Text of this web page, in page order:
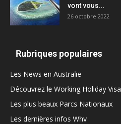
vont vous...
26 octobre 2022
Rubriques populaires
Les News en Australie
Découvrez le Working Holiday Visa
Les plus beaux Parcs Nationaux
Les dernières infos Whv